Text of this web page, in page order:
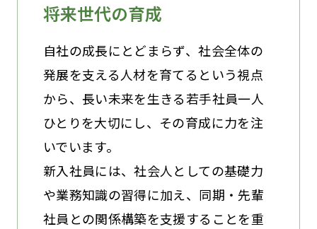
将来世代の育成
自社の成長にとどまらず、社会全体の
発展を支える人材を育てるという視点
から、長い未来を生きる若手社員一人
ひとりを大切にし、その育成に力を注
いでいます。
新入社員には、社会人としての基礎力
や業務知識の習得に加え、同期・先輩
社員との関係構築を支援することを重